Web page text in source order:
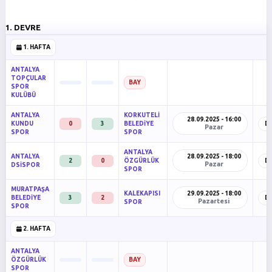
1. DEVRE
1. HAFTA
ANTALYA
TOPÇULAR
SPOR
KULÜBÜ
BAY
ANTALYA
KUNDU
SPOR
0 3
KORKUTELİ
BELEDİYE
SPOR
28.09.2025 - 16:00
Pazar
ANTALYA
DSİSPOR
2 0
ANTALYA
ÖZGÜRLÜK
SPOR
28.09.2025 - 18:00
Pazar
MURATPAŞA
BELEDİYE
SPOR
3 2
KALEKAPISI
SPOR
29.09.2025 - 18:00
Pazartesi
2. HAFTA
ANTALYA
ÖZGÜRLÜK
SPOR
BAY